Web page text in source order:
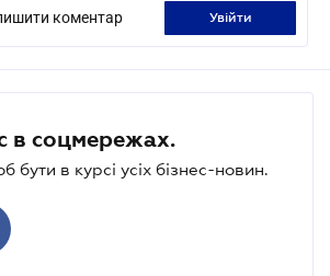
коментар увійти
в соцмережах.
бути в курсі усіх бізнес-новин.